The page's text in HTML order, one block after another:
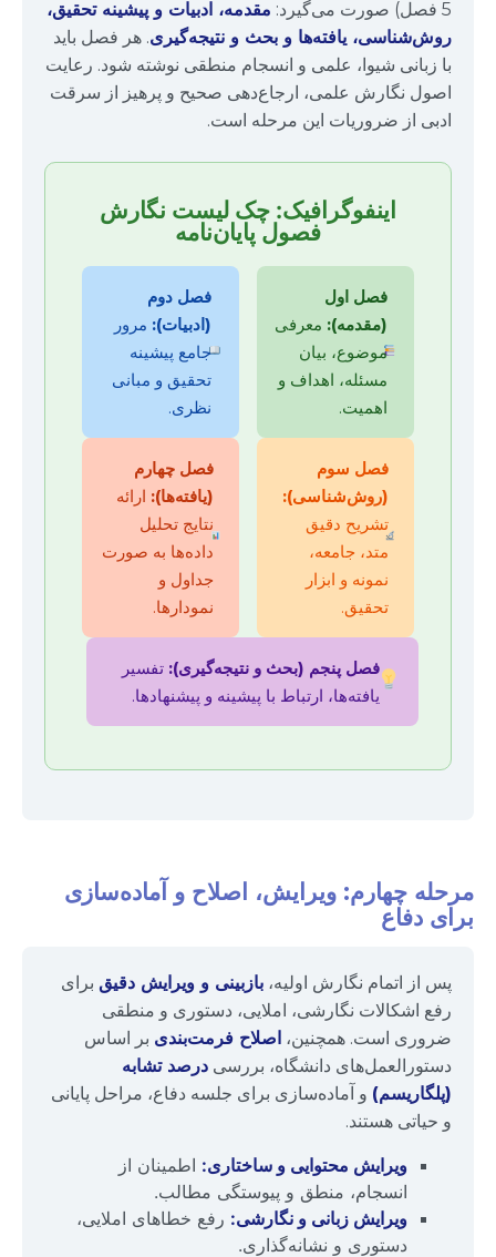
5 فصل) صورت می‌گیرد:
مقدمه، ادبیات و پیشینه تحقیق،
روش‌شناسی، یافته‌ها و بحث و نتیجه‌گیری. هر فصل باید
با زبانی شیوا، علمی و انسجام منطقی نوشته شود. رعایت
اصول نگارش علمی، ارجاع‌دهی صحیح و پرهیز از سرقت
ادبی از ضروریات این مرحله است.
اینفوگرافیک: چک لیست نگارش
فصول پایان‌نامه
فصل اول
(مقدمه): معرفی
موضوع، بیان
مسئله، اهداف و
اهمیت.
فصل دوم
(ادبیات): مرور
جامع پیشینه
تحقیق و مبانی
نظری.
فصل سوم
(روش‌شناسی):
تشریح دقیق
متد، جامعه،
نمونه و ابزار
تحقیق.
فصل چهارم
(یافته‌ها): ارائه
نتایج تحلیل
داده‌ها به صورت
جداول و
نمودارها.
فصل پنجم (بحث و نتیجه‌گیری): تفسیر
یافته‌ها، ارتباط با پیشینه و پیشنهادها.
مرحله چهارم: ویرایش، اصلاح و آماده‌سازی
برای دفاع
پس از اتمام نگارش اولیه، بازبینی و ویرایش دقیق برای
رفع اشکالات نگارشی، املایی، دستوری و منطقی
ضروری است. همچنین، اصلاح فرمت‌بندی بر اساس
دستورالعمل‌های دانشگاه، بررسی درصد تشابه
(پلگاریسم) و آماده‌سازی برای جلسه دفاع، مراحل پایانی
و حیاتی هستند.
ویرایش محتوایی و ساختاری: اطمینان از
انسجام، منطق و پیوستگی مطالب.
ویرایش زبانی و نگارشی: رفع خطاهای املایی،
دستوری و نشانه‌گذاری.